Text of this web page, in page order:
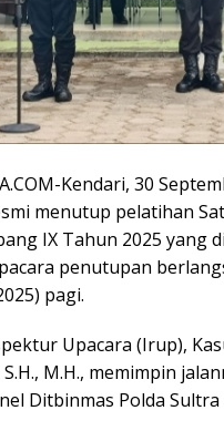
Kendari, 30
menutup pelatihan
IX Tahun 2025 yang
penutupan
pagi.
Upacara (Irup),
S.H., M.H., memimpin
Ditbinmas Polda